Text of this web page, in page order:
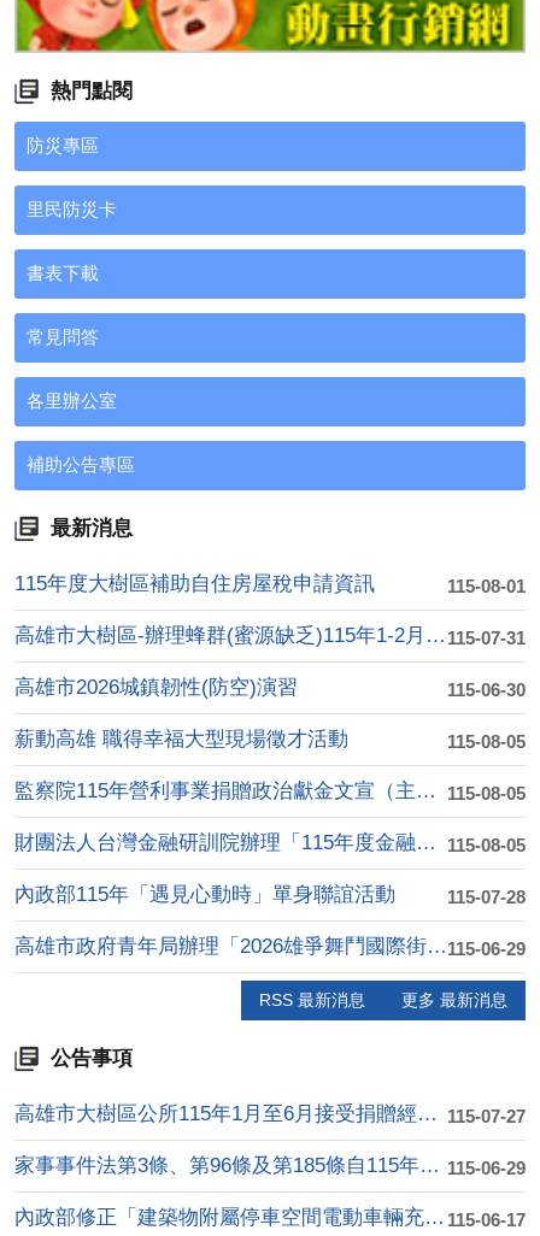
熱門點閱
防災專區
里民防災卡
書表下載
常見問答
各里辦公室
補助公告專區
最新消息
115-08-01
115年度大樹區補助自住房屋稅申請資訊
115-07-31
高雄市大樹區-辦理蜂群(蜜源缺乏)115年1-2月乾旱(遲發....
115-06-30
高雄市2026城鎮韌性(防空)演習
115-08-05
薪動高雄 職得幸福大型現場徵才活動
115-08-05
監察院115年營利事業捐贈政治獻金文宣（主題:陽光下的約定：....
115-08-05
財團法人台灣金融研訓院辦理「115年度金融知識線 上競賽」活....
115-07-28
內政部115年「遇見心動時」單身聯誼活動
115-06-29
高雄市政府青年局辦理「2026雄爭舞鬥國際街舞大賽」
RSS 最新消息 更多 最新消息
公告事項
115-07-27
高雄市大樹區公所115年1月至6月接受捐贈經費收支明細表
115-06-29
家事事件法第3條、第96條及第185條自115年8月1日施行
115-06-17
內政部修正「建築物附屬停車空間電動車輛充電使用安全指 引」第....